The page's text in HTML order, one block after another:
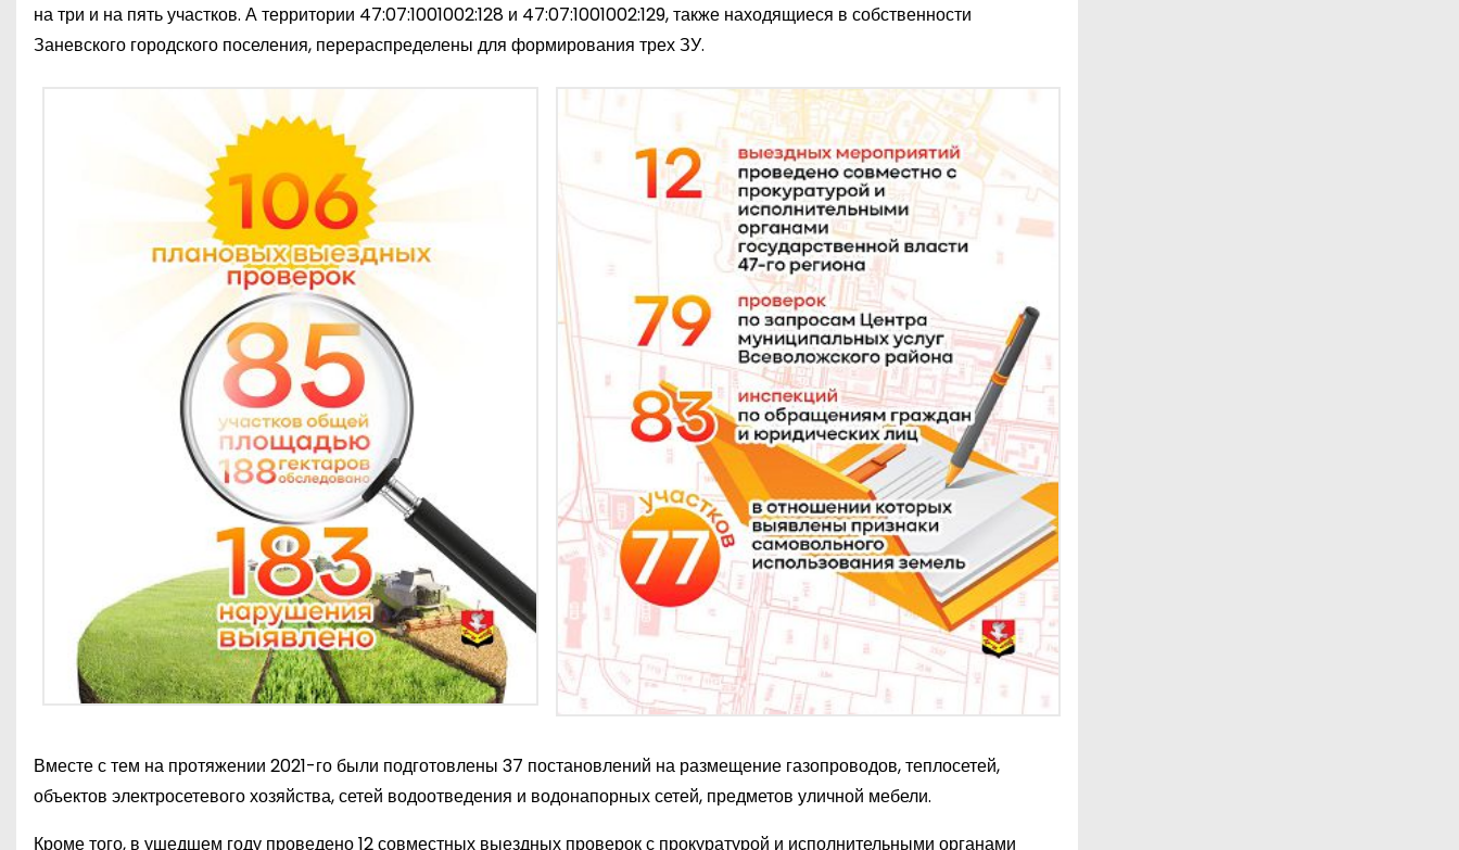
на три и на пять участков. А территории 47:07:1001002:128 и 47:07:1001002:129, также находящиеся в собственности
Заневского городского поселения, перераспределены для формирования трех ЗУ.
Вместе с тем на протяжении 2021-го были подготовлены 37 постановлений на размещение газопроводов, теплосетей,
объектов электросетевого хозяйства, сетей водоотведения и водонапорных сетей, предметов уличной мебели.
Кроме того, в ушедшем году проведено 12 совместных выездных проверок с прокуратурой и исполнительными органами